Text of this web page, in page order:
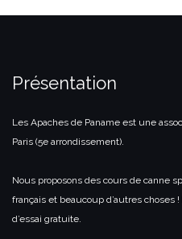
Présentation
Les Apaches de Paname est une
Paris (5e arrondissement).
Nous proposons des cours de canne
français et beaucoup d’autres choses
d’essai gratuite.